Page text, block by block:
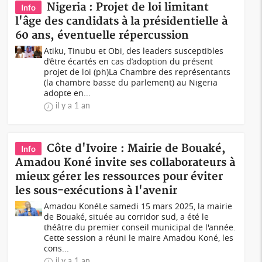
Info
Nigeria : Projet de loi limitant
l'âge des candidats à la présidentielle à
60 ans, éventuelle répercussion
Atiku, Tinubu et Obi, des leaders susceptibles
d’être écartés en cas d’adoption du présent
projet de loi (ph)La Chambre des représentants
(la chambre basse du parlement) au Nigeria
adopte en...
il y a 1 an
Info
Côte d'Ivoire : Mairie de Bouaké,
Amadou Koné invite ses collaborateurs à
mieux gérer les ressources pour éviter
les sous-exécutions à l'avenir
Amadou KonéLe samedi 15 mars 2025, la mairie
de Bouaké, située au corridor sud, a été le
théâtre du premier conseil municipal de l'année.
Cette session a réuni le maire Amadou Koné, les
cons...